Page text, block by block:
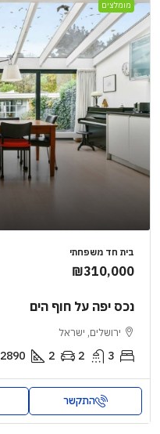
מומלצים
בית חד משפחתי
₪310,000
נכס יפה על חוף הים
ירושלים, ישראל
3
2
2
2890
התקשר